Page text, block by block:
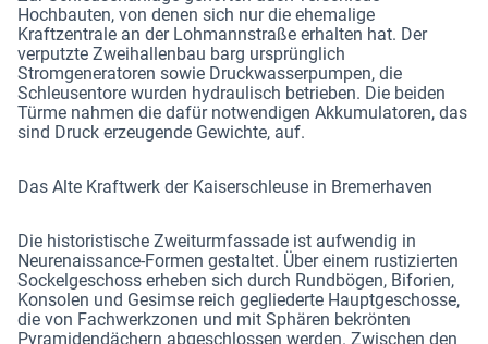
Hochbauten, von denen sich nur die ehemalige
Kraftzentrale an der Lohmannstraße erhalten hat. Der
verputzte Zweihallenbau barg ursprünglich
Stromgeneratoren sowie Druckwasserpumpen, die
Schleusentore wurden hydraulisch betrieben. Die beiden
Türme nahmen die dafür notwendigen Akkumulatoren, das
sind Druck erzeugende Gewichte, auf.
Das Alte Kraftwerk der Kaiserschleuse in Bremerhaven
Die historistische Zweiturmfassade ist aufwendig in
Neurenaissance-Formen gestaltet. Über einem rustizierten
Sockelgeschoss erheben sich durch Rundbögen, Biforien,
Konsolen und Gesimse reich gegliederte Hauptgeschosse,
die von Fachwerkzonen und mit Sphären bekrönten
Pyramidendächern abgeschlossen werden. Zwischen den